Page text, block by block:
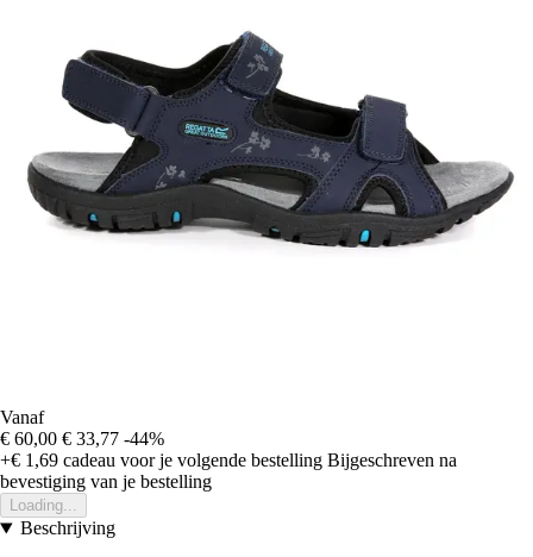
Vanaf
€ 60,00 € 33,77 -44%
+€ 1,69 cadeau voor je volgende bestelling Bijgeschreven na
bevestiging van je bestelling
Loading...
Beschrijving